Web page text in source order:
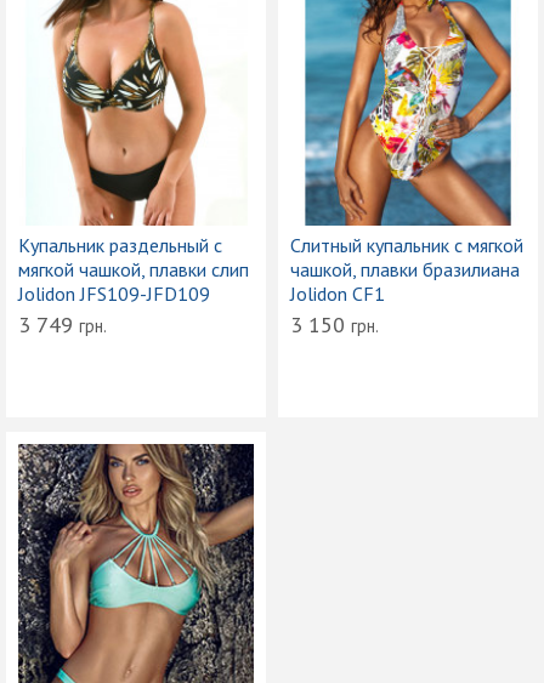
Купальник раздельный с
мягкой чашкой, плавки слип
Jolidon JFS109-JFD109
3 749 грн.
Слитный купальник с мягкой
чашкой, плавки бразилиана
Jolidon CF1
3 150 грн.